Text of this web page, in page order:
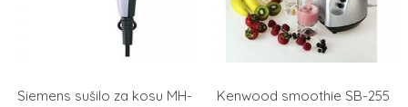
Siemens sušilo za kosu MH-
Kenwood smoothie SB-255